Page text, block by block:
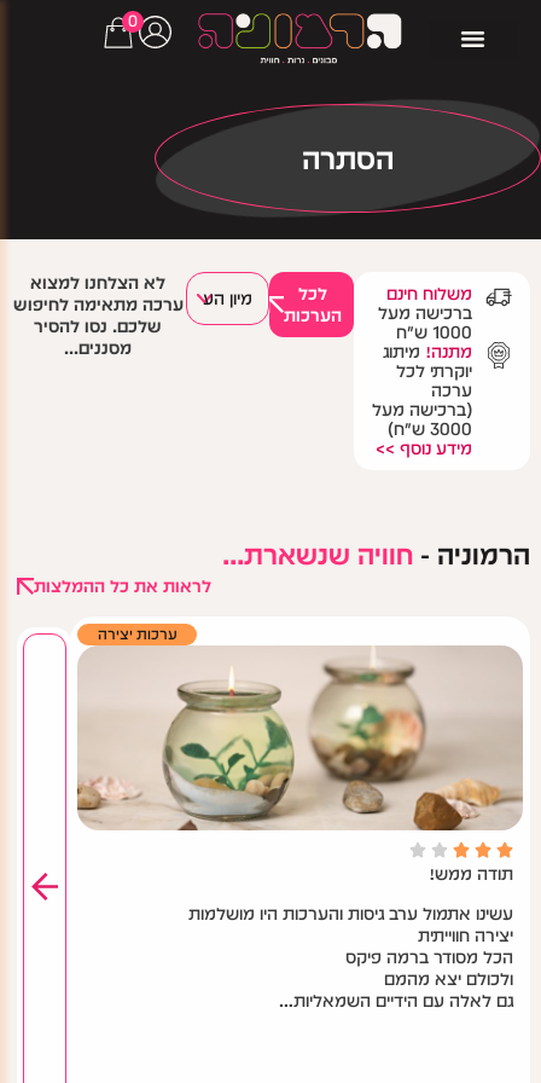
0
הסתרה
משלוח חינם
ברכישה מעל
1000 ש"ח
מתנה! מיתוג
יוקרתי לכל
ערכה
(ברכישה מעל
3000 ש"ח)
מידע נוסף >>
לכל
הערכות
לא הצלחנו למצוא
ערכה מתאימה לחיפוש
שלכם. נסו להסיר
מסננים...
הרמוניה - חוויה שנשארת...
לראות את כל ההמלצות
ערכות יצירה





תודה ממש!
עשינו אתמול ערב גיסות והערכות היו מושלמות
יצירה חווייתית
הכל מסודר ברמה פיקס
ולכולם יצא מהמם
גם לאלה עם הידיים השמאליות…